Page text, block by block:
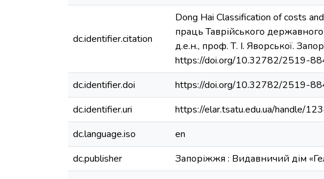
dc.identifier.citation
Dong Hai Сlassification of costs
праць Таврійського
д.е.н., проф. Т. І. Яворської.
https://doi.org/10.32782/2519-
dc.identifier.doi
https://doi.org/10.32782/2519-
dc.identifier.uri
https://elar.tsatu.edu.ua/handle/
dc.language.iso
en
dc.publisher
Запоріжжя : Видавничий дім